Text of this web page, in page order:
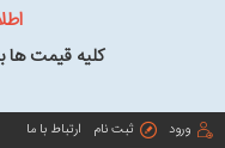
کلیه قیمت ها
ورود ثبت نام ارتباط با ما